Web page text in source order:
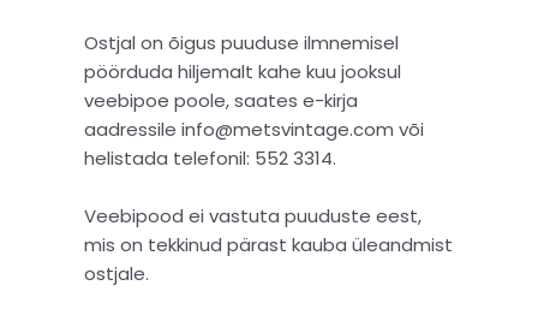
Ostjal on õigus puuduse ilmnemisel
pöörduda hiljemalt kahe kuu jooksul
veebipoe poole, saates e-kirja
aadressile info@metsvintage.com või
helistada telefonil: 552 3314.
Veebipood ei vastuta puuduste eest,
mis on tekkinud pärast kauba üleandmist
ostjale.